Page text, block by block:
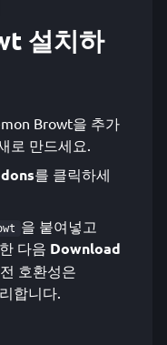
설치하
Browt을 추가
로 만드세요.
를 클릭하세
을 붙여넣고
다음 Download
호환성은
합니다.